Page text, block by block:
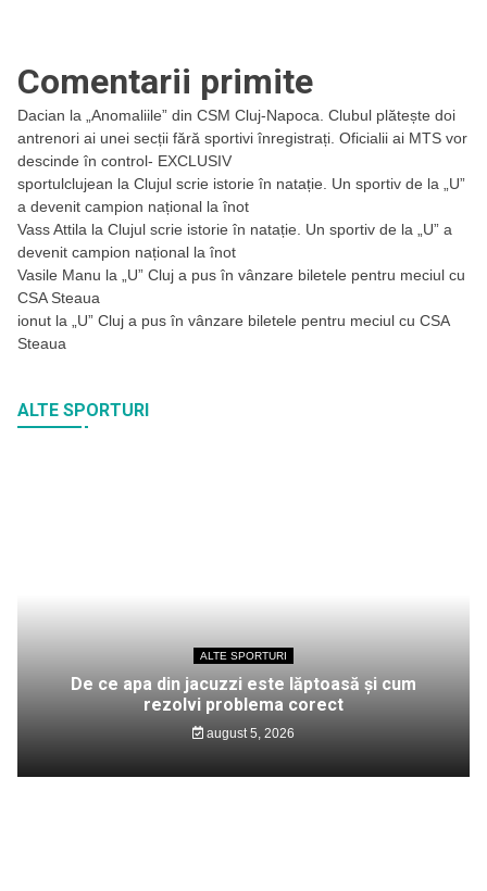
Comentarii primite
Dacian la
„Anomaliile” din CSM Cluj-Napoca. Clubul plătește doi
antrenori ai unei secții fără sportivi înregistrați. Oficialii ai MTS vor
descinde în control- EXCLUSIV
sportulclujean la Clujul scrie istorie în natație. Un sportiv de la „U”
a devenit campion național la înot
Vass Attila la Clujul scrie istorie în natație. Un sportiv de la „U” a
devenit campion național la înot
Vasile Manu la
„U” Cluj a pus în vânzare biletele pentru meciul cu
CSA Steaua
ionut la
„U” Cluj a pus în vânzare biletele pentru meciul cu CSA
Steaua
ALTE SPORTURI
ALTE SPORTURI
De ce apa din jacuzzi este lăptoasă și cum
rezolvi problema corect
august 5, 2026